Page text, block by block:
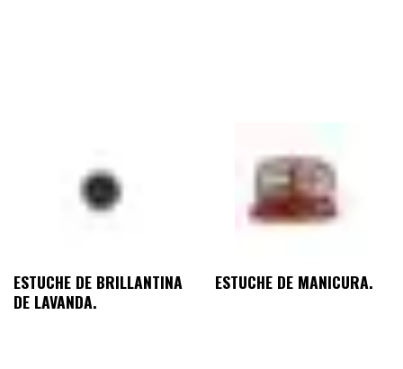
ESTUCHE DE BRILLANTINA
DE LAVANDA.
ESTUCHE DE MANICURA.